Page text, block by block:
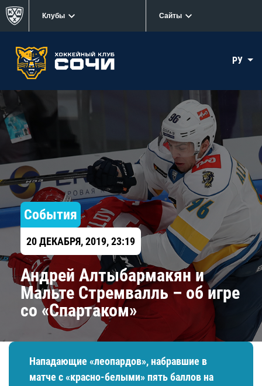
Клубы Сайты
РУ
События
20 ДЕКАБРЯ, 2019, 23:19
Андрей Алтыбармакян и
Мальте Стремвалль – об игре
со «Спартаком»
Нападающие «леопардов», набравшие в
матче с «красно-белыми» пять баллов на